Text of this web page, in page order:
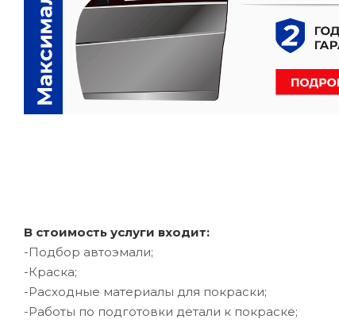
В стоимость услуги входит:
-Подбор автоэмали;
-Краска;
-Расходные материалы для покраски;
-Работы по подготовки детали к покраске;